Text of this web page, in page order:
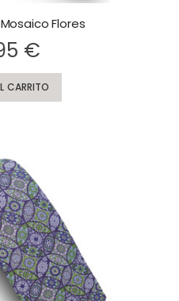
Flores
€
CARRITO